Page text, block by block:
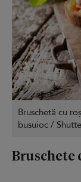
Bruschetă cu
busuioc /
Bruschete